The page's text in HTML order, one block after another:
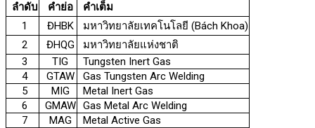
ลำดับ คำย่อ
คำเต็ม
1
ĐHBK
มหาวิทยาลัยเทคโนโลยี (Bách Khoa)
2
ĐHQG
มหาวิทยาลัยแห่งชาติ
3
TIG
Tungsten Inert Gas
4
GTAW
Gas Tungsten Arc Welding
5
MIG
Metal Inert Gas
6
GMAW Gas Metal Arc Welding
7
MAG
Metal Active Gas